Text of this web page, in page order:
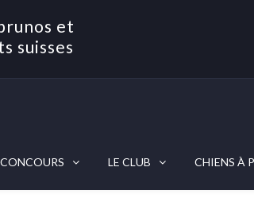
et
suisses
CONCOURS LE CLUB CHIENS À